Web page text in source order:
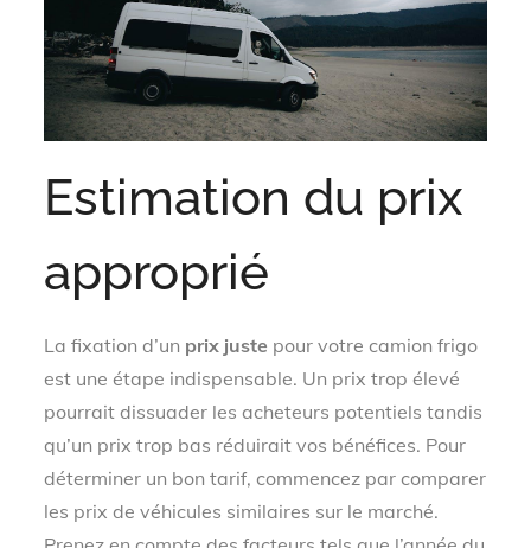
Estimation du prix
approprié
La fixation d’un prix juste pour votre camion frigo
est une étape indispensable. Un prix trop élevé
pourrait dissuader les acheteurs potentiels tandis
qu’un prix trop bas réduirait vos bénéfices. Pour
déterminer un bon tarif, commencez par comparer
les prix de véhicules similaires sur le marché.